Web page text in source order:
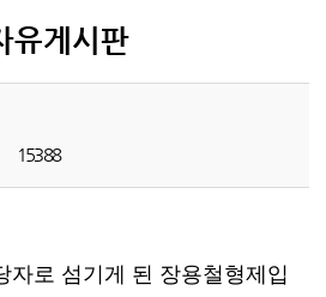
유게시판
15388
자로 섬기게 된 장용철형제입